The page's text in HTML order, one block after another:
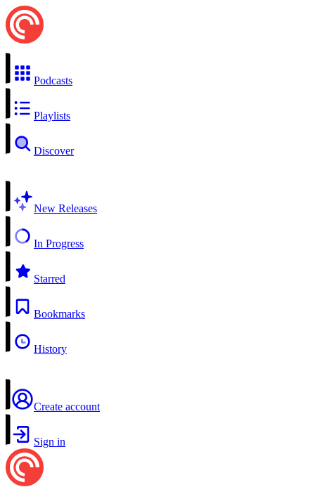
Podcasts
Playlists
Discover
New Releases
In Progress
Starred
Bookmarks
History
Create account
Sign in